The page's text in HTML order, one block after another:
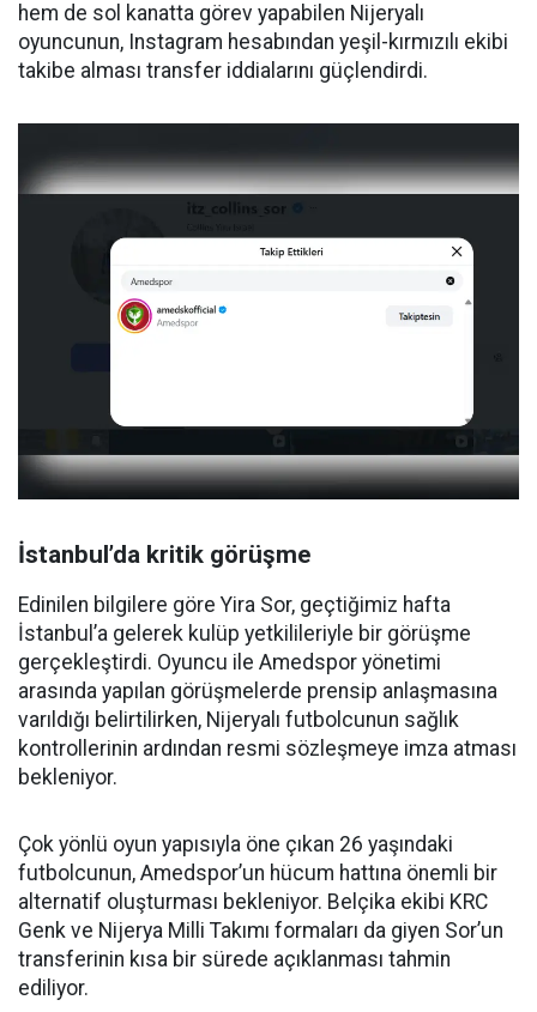
hem de sol kanatta görev yapabilen Nijeryalı
oyuncunun, Instagram hesabından yeşil-kırmızılı ekibi
takibe alması transfer iddialarını güçlendirdi.
İstanbul’da kritik görüşme
Edinilen bilgilere göre Yira Sor, geçtiğimiz hafta
İstanbul’a gelerek kulüp yetkilileriyle bir görüşme
gerçekleştirdi. Oyuncu ile Amedspor yönetimi
arasında yapılan görüşmelerde prensip anlaşmasına
varıldığı belirtilirken, Nijeryalı futbolcunun sağlık
kontrollerinin ardından resmi sözleşmeye imza atması
bekleniyor.
Çok yönlü oyun yapısıyla öne çıkan 26 yaşındaki
futbolcunun, Amedspor’un hücum hattına önemli bir
alternatif oluşturması bekleniyor. Belçika ekibi KRC
Genk ve Nijerya Milli Takımı formaları da giyen Sor’un
transferinin kısa bir sürede açıklanması tahmin
ediliyor.